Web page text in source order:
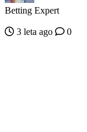
Betting Expert
3 leta ago 0